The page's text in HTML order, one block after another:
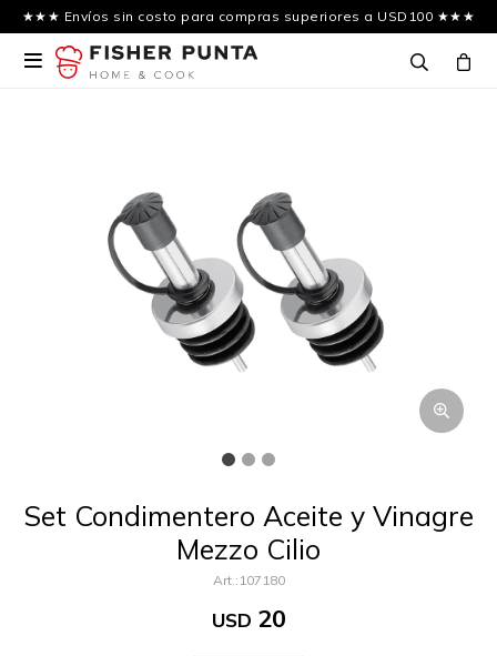
★★★ Envíos sin costo para compras superiores a USD100 ★★★

Set Condimentero Aceite y Vinagre
Mezzo Cilio
107180
USD 20